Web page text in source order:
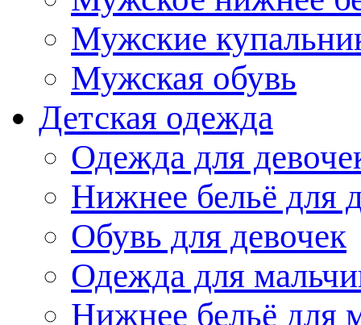
Мужские
Мужская обувь
Детская одежда
Одежда для
Нижнее бельё для
Обувь для девочек
Одежда для
Нижнее бельё для